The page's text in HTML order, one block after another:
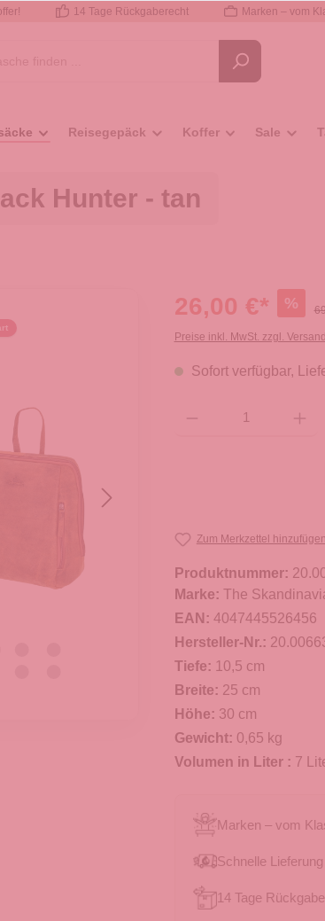
14 Tage Rückgaberecht Marken – vom
Reisegepäck Koffer Sale
Hunter - tan
26,00 €* %
Preise inkl. MwSt. zzgl.
Sofort verfügbar,
Zum Merkzettel hinzufügen
Produktnummer:
Marke: The
EAN: 4047445526456
Hersteller-Nr.:
Tiefe: 10,5 cm
Breite: 25 cm
Höhe: 30 cm
Gewicht: 0,65 kg
Volumen in Liter : 7
Marken – vom
Schnelle
14 Tage